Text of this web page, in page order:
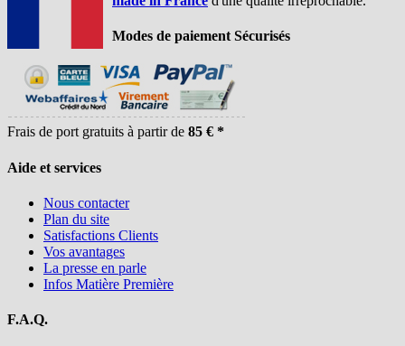
Modes de paiement Sécurisés
Frais de port gratuits à partir de 85 € *
Aide et services
Nous contacter
Plan du site
Satisfactions Clients
Vos avantages
La presse en parle
Infos Matière Première
F.A.Q.